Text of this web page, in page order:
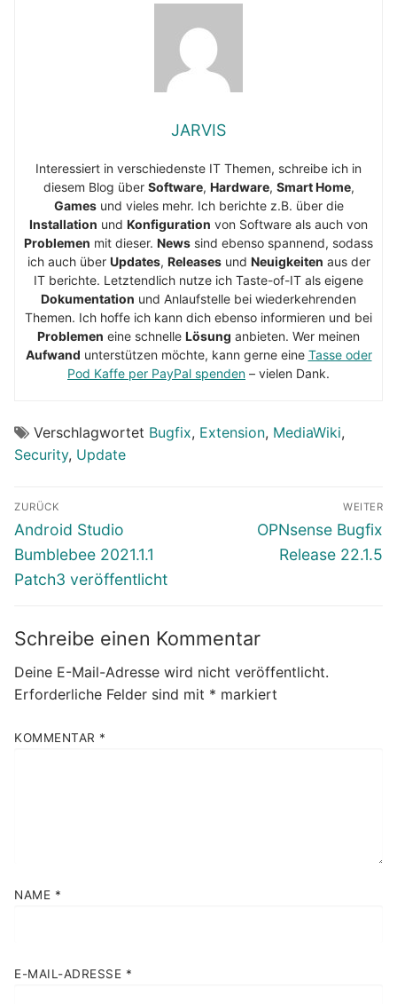
JARVIS
Interessiert in verschiedenste IT Themen, schreibe ich in
diesem Blog über Software, Hardware, Smart Home,
Gamesund vieles mehr. Ich berichte z.B. über die
Installation und Konfiguration von Software als auch von
Problemen mit dieser. News sind ebenso spannend, sodass
ich auch über Updates, Releasesund Neuigkeiten aus der
IT berichte. Letztendlich nutze ich Taste-of-IT als eigene
Dokumentation und Anlaufstelle bei wiederkehrenden
Themen. Ich hoffe ich kann dich ebenso informieren und bei
Problemen eine schnelle Lösung anbieten. Wer meinen
Aufwand unterstützen möchte, kann gerne eine Tasse oder
Pod Kaffe per PayPal spenden – vielen Dank.
Verschlagwortet Bugfix, Extension, MediaWiki,
Security, Update
Beitragsnavigation
ZURÜCK
Vorheriger
Beitrag:
Android Studio
Bumblebee 2021.1.1
Patch3 veröffentlicht
WEITER
Nächster
Beitrag:
OPNsense Bugfix
Release 22.1.5
Schreibe einen Kommentar
Deine E-Mail-Adresse wird nicht veröffentlicht.
Erforderliche Felder sind mit * markiert
KOMMENTAR *
NAME *
E-MAIL-ADRESSE *